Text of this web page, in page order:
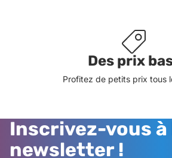
Des prix
Profitez de petits prix tous
Inscrivez-vous à
newsletter !